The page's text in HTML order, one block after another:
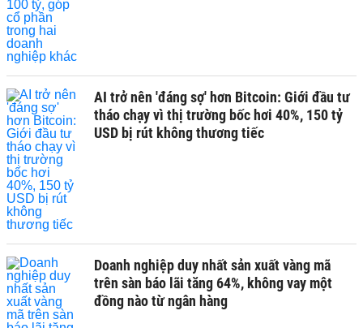
AI trở nên 'đáng sợ' hơn Bitcoin: Giới đầu tư
tháo chạy vì thị trường bốc hơi 40%, 150 tỷ
USD bị rút không thương tiếc
Doanh nghiệp duy nhất sản xuất vàng mã
trên sàn báo lãi tăng 64%, không vay một
đồng nào từ ngân hàng